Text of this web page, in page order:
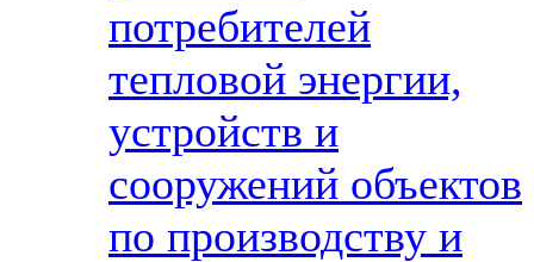
потребителей
тепловой энергии,
устройств и
сооружений объектов
по производству и